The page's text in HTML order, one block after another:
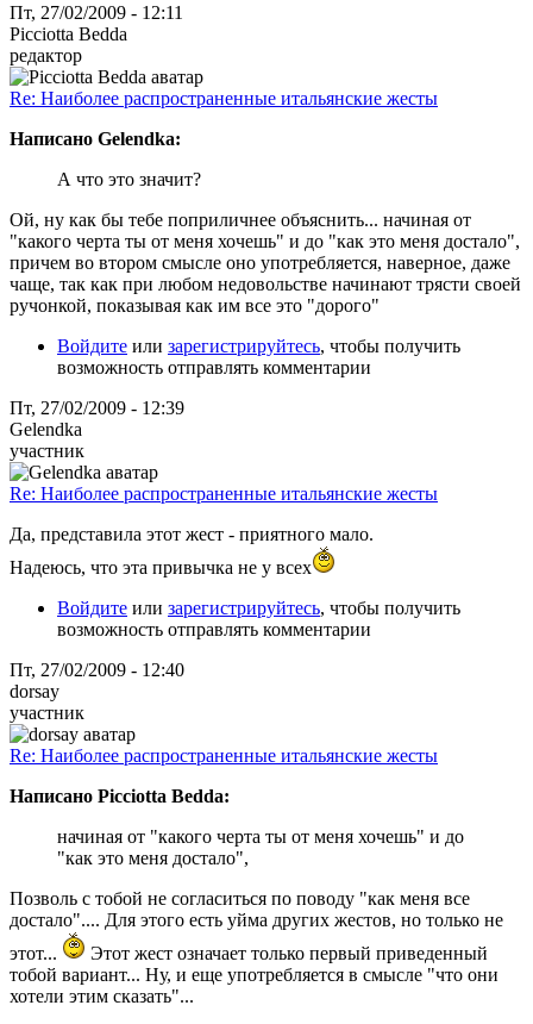
Пт, 27/02/2009 - 12:11
Picciotta Bedda
редактор
Re: Наиболее распространенные итальянские жесты
Написано Gelendka:
А что это значит?
Ой, ну как бы тебе поприличнее объяснить... начиная от
"какого черта ты от меня хочешь" и до "как это меня достало",
причем во втором смысле оно употребляется, наверное, даже
чаще, так как при любом недовольстве начинают трясти своей
ручонкой, показывая как им все это "дорого"
Войдите или зарегистрируйтесь, чтобы получить
возможность отправлять комментарии
Пт, 27/02/2009 - 12:39
Gelendka
участник
Re: Наиболее распространенные итальянские жесты
Да, представила этот жест - приятного мало.
Надеюсь, что эта привычка не у всех
Войдите или зарегистрируйтесь, чтобы получить
возможность отправлять комментарии
Пт, 27/02/2009 - 12:40
dorsay
участник
Re: Наиболее распространенные итальянские жесты
Написано Picciotta Bedda:
начиная от "какого черта ты от меня хочешь" и до
"как это меня достало",
Позволь с тобой не согласиться по поводу "как меня все
достало".... Для этого есть уйма других жестов, но только не
этот...
Этот жест означает только первый приведенный
тобой вариант... Ну, и еще употребляется в смысле "что они
хотели этим сказать"...